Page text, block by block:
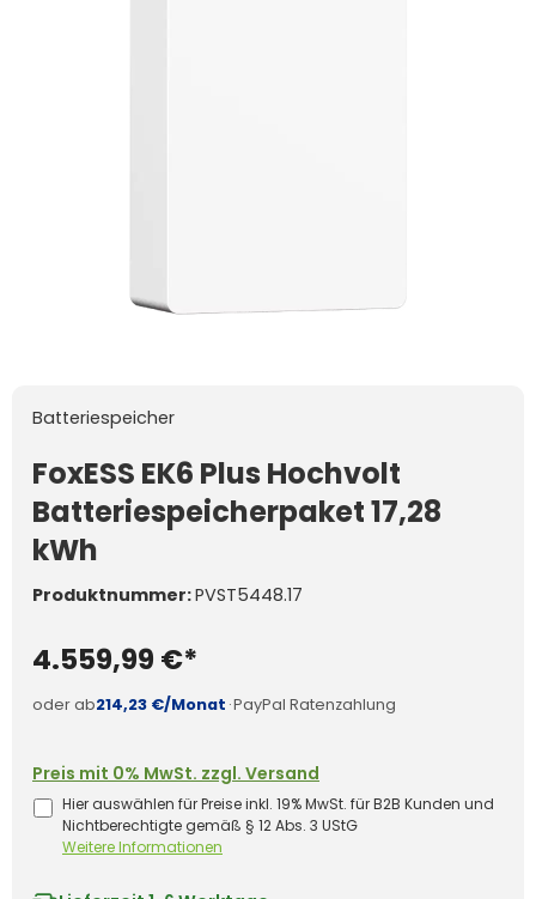
Batteriespeicher
FoxESS EK6 Plus Hochvolt
Batteriespeicherpaket 17,28
kWh
Produktnummer:PVST5448.17
4.559,99 €*
oder ab214,23 €/Monat ·PayPal Ratenzahlung
Preis mit 0% MwSt. zzgl. Versand
Hier auswählen für Preise inkl. 19% MwSt. für B2B Kunden und
Nichtberechtigte gemäß § 12 Abs. 3 UStG
Weitere Informationen